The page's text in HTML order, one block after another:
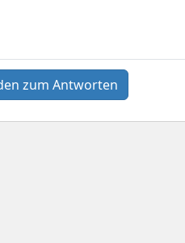
zum Antworten